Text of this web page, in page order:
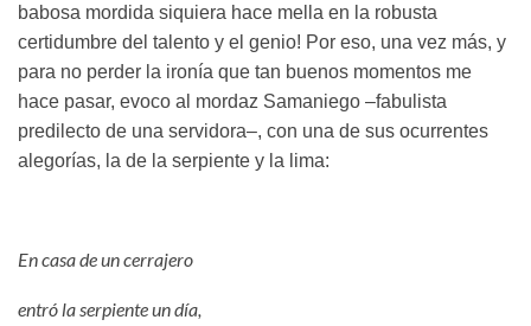
babosa mordida siquiera hace mella en la robusta
certidumbre del talento y el genio! Por eso, una vez más, y
para no perder la ironía que tan buenos momentos me
hace pasar, evoco al mordaz Samaniego –fabulista
predilecto de una servidora–, con una de sus ocurrentes
alegorías, la de la serpiente y la lima:
En casa de un cerrajero
entró la serpiente un día,